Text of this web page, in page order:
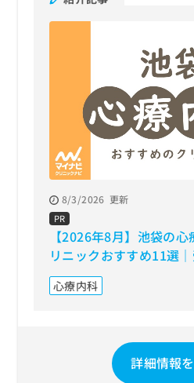
8/3/2026 更新
PR
【2026年8月】池袋の
リニックおすすめ11選
心療内科
詳細情報